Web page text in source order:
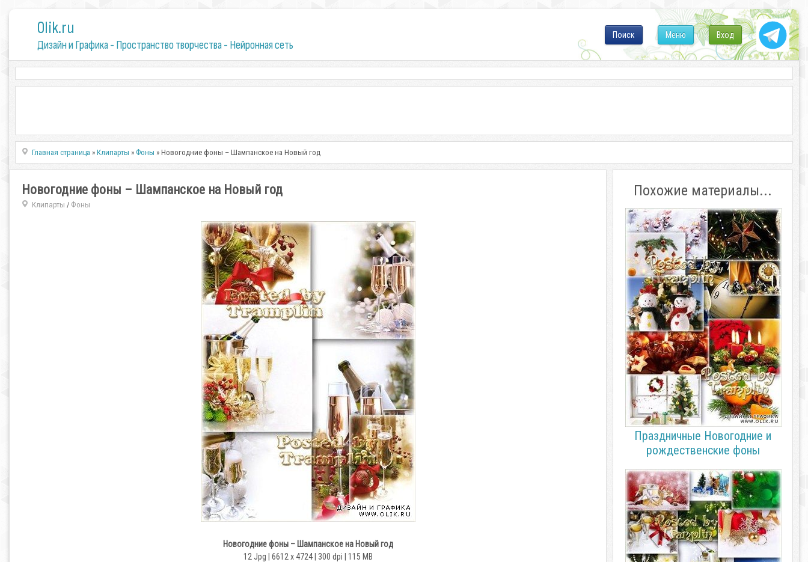
0lik.ru
Дизайн и Графика - Пространство творчества - Нейронная сеть
Вход
Меню
Поиск
Главная страница »Клипарты » Фоны » Новогодние фоны – Шампанское на Новый год
Новогодние фоны – Шампанское на Новый год
Клипарты / Фоны
Новогодние фоны – Шампанское на Новый год
12 Jpg | 6612 x 4724 | 300 dpi | 115 MB
Похожие материалы...
Праздничные Новогодние и
рождественские фоны